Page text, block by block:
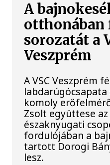
A
sorozatát a
Veszprém
A VSC Veszprém
komoly
Zsolt együttese
északnyugati
fordulójában a
tartott Dorogi
lesz.